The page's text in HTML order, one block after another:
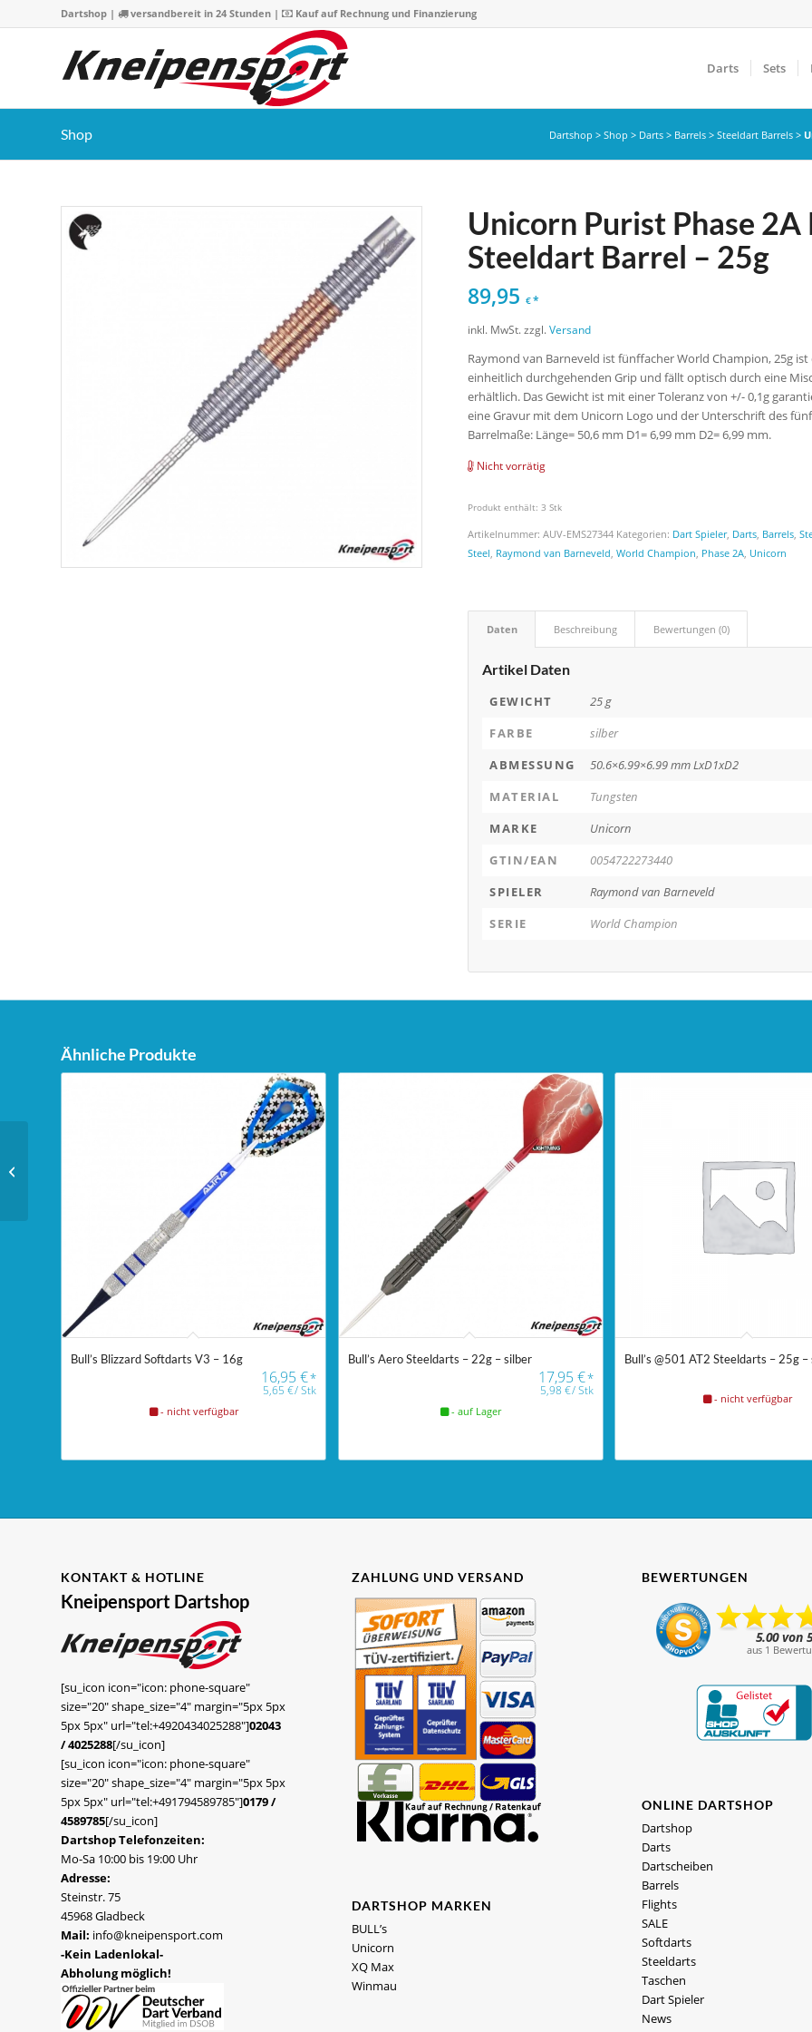
Dartshop | versandbereit in 24 Stunden | Kauf auf Rechnung und Finanzierung
Darts Sets
Shop Dartshop > Shop > Darts > Barrels > Steeldart Barrels >
Unicorn Purist Phase
Steeldart Barrel – 25g
89,95€*
inkl. MwSt. zzgl.Versand
Raymond van Barneveld ist fünffacher World Champion, 25g
einheitlich durchgehenden Grip und fällt optisch durch eine
erhältlich. Das Gewicht ist mit einer Toleranz von +/- 0,1g
eine Gravur mit dem Unicorn Logo und der Unterschrift des
Barrelmaße: Länge= 50,6 mm D1= 6,99 mm D2= 6,99 mm.
Nicht vorrätig
Produkt enthält: 3Stk
Artikelnummer:AUV-EMS27344 Kategorien: Dart Spieler, Darts, Barrels,
Steel, Raymond van Barneveld,World Champion, Phase 2A, Unicorn
Daten Beschreibung Bewertungen (0)
Artikel Daten
GEWICHT
25 g
FARBE
silber
ABMESSUNG
50.6×6.99×6.99 mm LxD1xD2
MATERIAL
Tungsten
MARKE
Unicorn
GTIN/EAN
0054722273440
SPIELER
Raymond van Barneveld
SERIE
World Champion
Ähnliche Produkte
Bull’s Blizzard Softdarts V3 – 16g
16,95€*
5,65€/Stk
- nicht verfügbar
Bull’s Aero Steeldarts – 22g – silber
17,95€*
5,98 €/Stk
- auf Lager
Bull’s @501 AT2 Steeldarts – 25g –
- nicht verfügbar
KONTAKT & HOTLINE
Kneipensport Dartshop
[su_icon icon="icon: phone-square"
size="20" shape_size="4" margin="5px 5px
5px 5px" url="tel:+4920434025288"]02043
/ 4025288[/su_icon]
[su_icon icon="icon: phone-square"
size="20" shape_size="4" margin="5px 5px
5px 5px" url="tel:+491794589785"]0179 /
4589785[/su_icon]
Dartshop Telefonzeiten:
Mo-Sa 10:00 bis 19:00 Uhr
Adresse:
Steinstr. 75
45968 Gladbeck
Mail: info@kneipensport.com
-Kein Ladenlokal-
Abholung möglich!
ZAHLUNG UND VERSAND
DARTSHOP MARKEN
BULL’s
Unicorn
XQ Max
Winmau
BEWERTUNGEN
ONLINE DARTSHOP
Dartshop
Darts
Dartscheiben
Barrels
Flights
SALE
Softdarts
Steeldarts
Taschen
Dart Spieler
News